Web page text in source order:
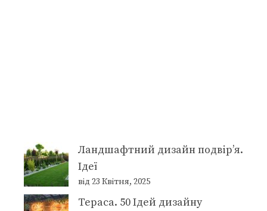
Ландшафтний дизайн подвір’я.
Ідеї
від 23 Квітня, 2025
Тераса. 50 Ідей дизайну